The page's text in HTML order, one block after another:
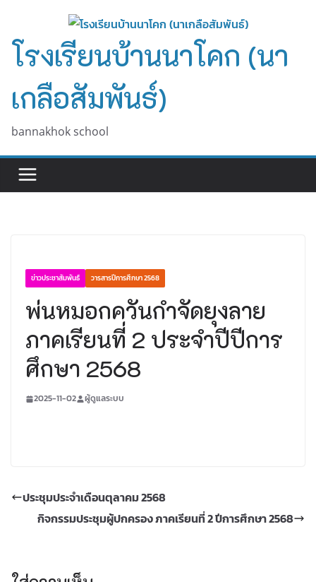
content
โรงเรียนบ้านนาโคก (นา
เกลือสัมพันธ์)
bannakhok school
ข่าวประชาสัมพันธ์ วารสารปีการศึกษา 2568
พ่นหมอกควันกำจัดยุงลาย
ภาคเรียนที่ 2 ประจำปีปีการ
ศึกษา 2568
2025-11-02 ผู้ดูแลระบบ
ประชุมประจำเดือนตุลาคม 2568
กิจกรรมประชุมผู้ปกครอง ภาคเรียนที่ 2 ปีการศึกษา 2568